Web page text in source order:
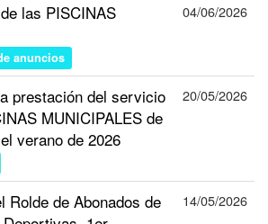
las PISCINAS
anuncios
04/06/2026
prestación del servicio
MUNICIPALES de
verano de 2026
20/05/2026
Rolde de Abonados de
14/05/2026